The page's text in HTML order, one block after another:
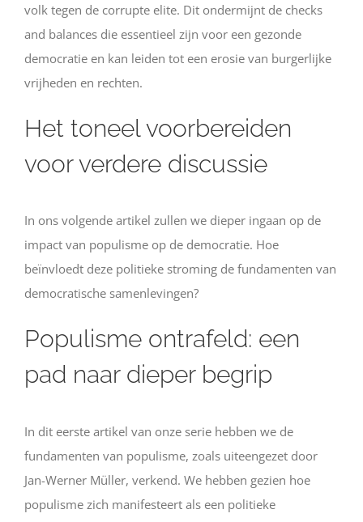
volk tegen de corrupte elite. Dit ondermijnt de checks
and balances die essentieel zijn voor een gezonde
democratie en kan leiden tot een erosie van burgerlijke
vrijheden en rechten.
Het toneel voorbereiden
voor verdere discussie
In ons volgende artikel zullen we dieper ingaan op de
impact van populisme op de democratie. Hoe
beïnvloedt deze politieke stroming de fundamenten van
democratische samenlevingen?
Populisme ontrafeld: een
pad naar dieper begrip
In dit eerste artikel van onze serie hebben we de
fundamenten van populisme, zoals uiteengezet door
Jan-Werner Müller, verkend. We hebben gezien hoe
populisme zich manifesteert als een politieke